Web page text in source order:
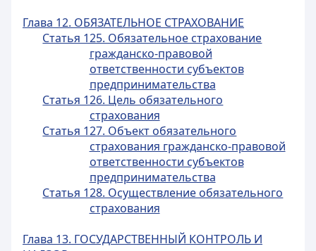
Глава 12. ОБЯЗАТЕЛЬНОЕ СТРАХОВАНИЕ
Статья 125. Обязательное страхование
гражданско-правовой
ответственности субъектов
предпринимательства
Статья 126. Цель обязательного
страхования
Статья 127. Объект обязательного
страхования гражданско-правовой
ответственности субъектов
предпринимательства
Статья 128. Осуществление обязательного
страхования
Глава 13. ГОСУДАРСТВЕННЫЙ КОНТРОЛЬ И